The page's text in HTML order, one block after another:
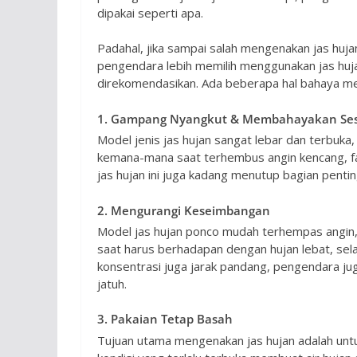
dipakai seperti apa.
Padahal, jika sampai salah mengenakan jas
pengendara lebih memilih menggunakan jas
direkomendasikan. Ada beberapa hal bahaya
1. Gampang Nyangkut & Membahayakan
Model jenis jas hujan sangat lebar dan
kemana-mana saat terhembus angin
jas hujan ini juga kadang menutup bagian
2. Mengurangi Keseimbangan
Model jas hujan ponco mudah terhempas
saat harus berhadapan dengan hujan lebat,
konsentrasi juga jarak pandang, pengendara
jatuh.
3. Pakaian Tetap Basah
Tujuan utama mengenakan jas hujan adalah